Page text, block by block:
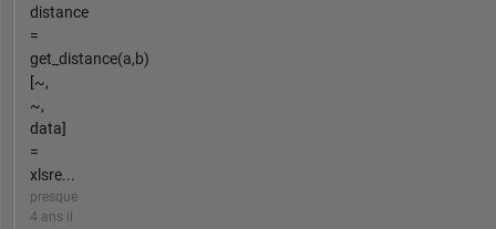
distance
=
get_distance(a,b)
[~,
~,
data]
=
xlsre...
presque
4 ans il